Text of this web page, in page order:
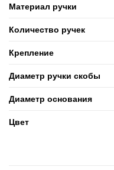
Материал ручки
Количество ручек
Крепление
Диаметр ручки скобы
Диаметр основания
Цвет